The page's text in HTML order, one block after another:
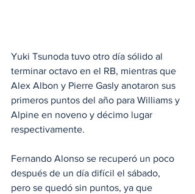
Yuki Tsunoda tuvo otro día sólido al
terminar octavo en el RB, mientras que
Alex Albon y Pierre Gasly anotaron sus
primeros puntos del año para Williams y
Alpine en noveno y décimo lugar
respectivamente.
Fernando Alonso se recuperó un poco
después de un día difícil el sábado,
pero se quedó sin puntos, ya que